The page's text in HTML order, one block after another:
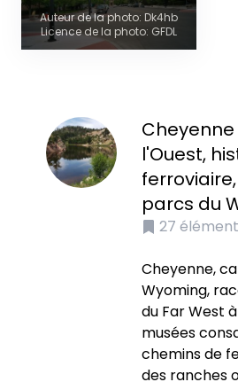
Auteur de la photo: Dk4hb
Licence de la photo: GFDL
l'Ouest,
parcs du
27
Cheyenne,
Wyoming,
du Far West
musées
chemins de
des ranches